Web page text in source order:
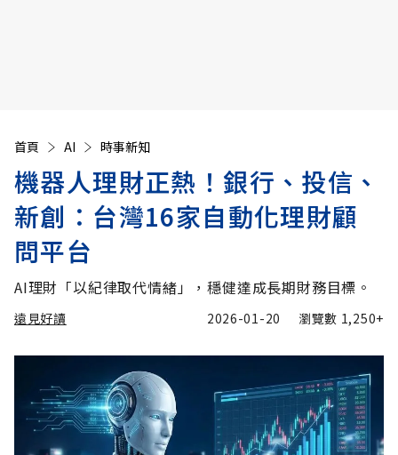
首頁 AI 時事新知
機器人理財正熱！銀行、投信、
新創：台灣16家自動化理財顧
問平台
AI理財「以紀律取代情緒」，穩健達成長期財務目標。
遠見好讀 2026-01-20 瀏覽數 1,250+